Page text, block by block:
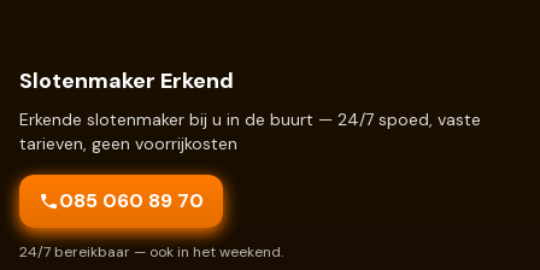
Slotenmaker Erkend
Erkende slotenmaker bij u in de buurt — 24/7 spoed, vaste
tarieven, geen voorrijkosten
085 060 89 70
24/7 bereikbaar — ook in het weekend.